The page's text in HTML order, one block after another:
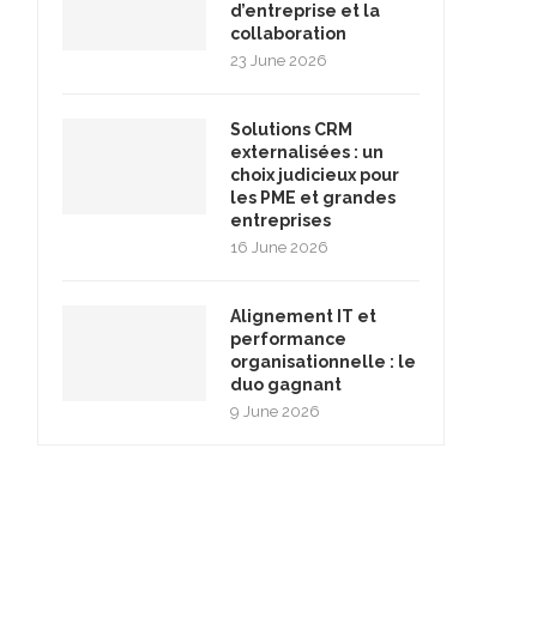
d’entreprise et la
collaboration
23 June 2026
Solutions CRM
externalisées : un
choix judicieux pour
les PME et grandes
entreprises
16 June 2026
Alignement IT et
performance
organisationnelle : le
duo gagnant
9 June 2026